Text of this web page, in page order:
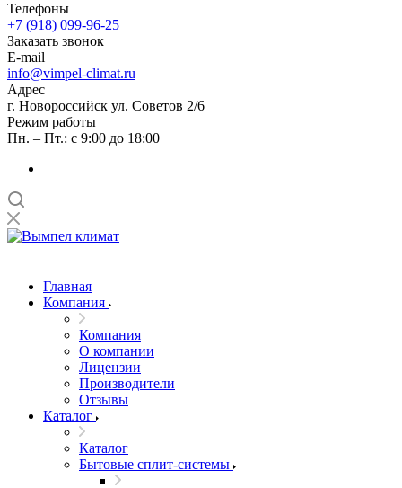
Телефоны
+7 (918) 099-96-25
Заказать звонок
E-mail
info@vimpel-climat.ru
Адрес
г. Новороссийск ул. Советов 2/6
Режим работы
Пн. – Пт.: с 9:00 до 18:00
Главная
Компания
Компания
О компании
Лицензии
Производители
Отзывы
Каталог
Каталог
Бытовые сплит-системы